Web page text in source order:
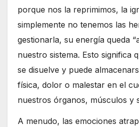
porque nos la reprimimos, la
simplemente no tenemos las
gestionarla, su energía queda
nuestro sistema. Esto significa
se disuelve y puede
física, dolor o malestar en el
nuestros órganos, músculos y
A menudo, las emociones